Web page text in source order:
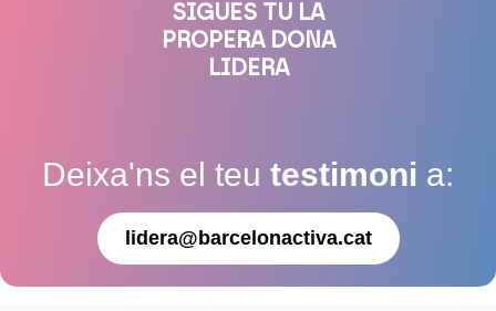
SIGUES TU LA
PROPERA DONA
LIDERA
Deixa'ns el teu testimoni a:
lidera@barcelonactiva.cat